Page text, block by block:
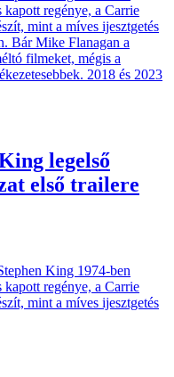
regénye, a Carrie
mint a míves ijesztgetés
Bár Mike Flanagan a
filmeket, mégis a
2018 és 2023
legelső
első trailere
King 1974-ben
regénye, a Carrie
mint a míves ijesztgetés